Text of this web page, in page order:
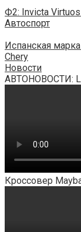
Ф2: Invicta
Автоспорт
Испанская
Chery
Новости
АВТОНОВОСТИ:
Кроссовер